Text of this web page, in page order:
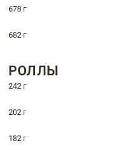
678 г
682 г
РОЛЛЫ
242 г
202 г
182 г